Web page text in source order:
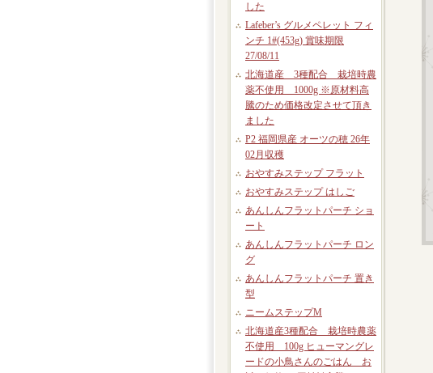
した
Lafeber’s グルメペレット フィ
ンチ 1#(453g) 賞味期限
27/08/11
北海道産 3種配合 栽培時農
薬不使用 1000g ※原材料高
騰のため価格改定させて頂き
ました
P2 福岡県産 オーツの穂 26年
02月収穫
おやすみステップ フラット
おやすみステップ はしご
あんしんフラットパーチ ショ
ート
あんしんフラットパーチ ロン
グ
あんしんフラットパーチ 置き
型
ニームステップM
北海道産3種配合 栽培時農薬
不使用 100g ヒューマングレ
ードの小鳥さんのごはん お